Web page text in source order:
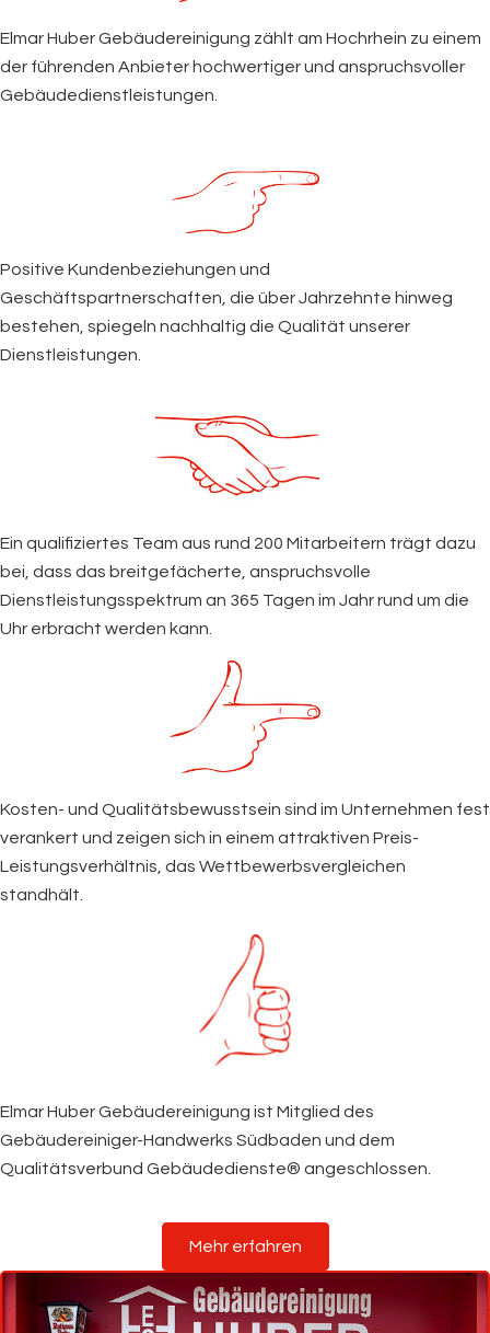
Elmar Huber Gebäudereinigung zählt am Hochrhein zu einem
der führenden Anbieter hochwertiger und anspruchsvoller
Gebäudedienstleistungen.
Positive Kundenbeziehungen und
Geschäftspartnerschaften, die über Jahrzehnte hinweg
bestehen, spiegeln nachhaltig die Qualität unserer
Dienstleistungen.
Ein qualifiziertes Team aus rund 200 Mitarbeitern trägt dazu
bei, dass das breitgefächerte, anspruchsvolle
Dienstleistungsspektrum an 365 Tagen im Jahr rund um die
Uhr erbracht werden kann.
Kosten- und Qualitätsbewusstsein sind im Unternehmen fest
verankert und zeigen sich in einem attraktiven Preis-
Leistungsverhältnis, das Wettbewerbsvergleichen
standhält.
Elmar Huber Gebäudereinigung ist Mitglied des
Gebäudereiniger-Handwerks Südbaden und dem
Qualitätsverbund Gebäudedienste® angeschlossen.
Mehr erfahren